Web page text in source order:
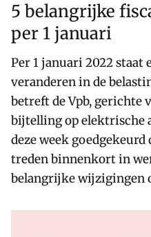
5 belangrijke
per 1 januari
Per 1 januari 2022 staat
veranderen in de
betreft de Vpb, gerichte
bijtelling op elektrische
deze week goedgekeurd
treden binnenkort in
belangrijke wijzigingen